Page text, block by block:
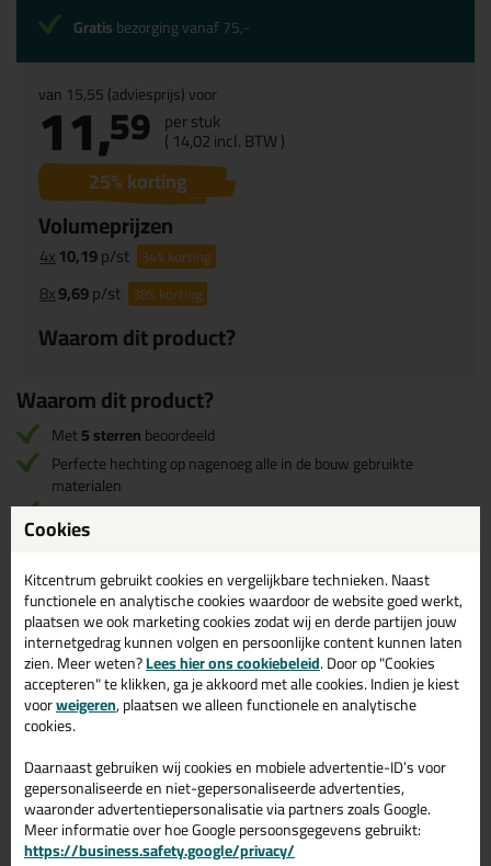
van 15,55(adviesprijs) voor
11,59 per stuk
( 14,02incl. BTW )
25% korting
Volumeprijzen
4x10,19p/st 34%korting
8x9,69p/st 38%korting
Waarom dit product?
Gratisbezorging vanaf 75,-
Waarom dit product?
Met5 sterrenbeoordeeld
Perfecte hechting op nagenoeg alle in de bouw gebruikte
materialen
Sterk thixotroop, kan verticaal worden aangebracht
Gemakkelijk verwerkbaar
Omschrijving Specificaties Reviews (1)
Reviews voor:Mapei Adesilex P9
Tegellijm - 5kg
Dit product wordt beoordeeld met
gebaseerd op1review
Het bevalt prima, fijn spul.
Geschreven door Corry op 26 mei 2024
Cookies
Kitcentrum gebruikt cookies en vergelijkbare technieken. Naast
functionele en analytische cookies waardoor de website goed werkt,
plaatsen we ook marketing cookies zodat wij en derde partijen jouw
internetgedrag kunnen volgen en persoonlijke content kunnen laten
zien. Meer weten?Lees hier ons cookiebeleid. Door op "Cookies
accepteren" te klikken, ga je akkoord met alle cookies. Indien je kiest
voorweigeren, plaatsen we alleen functionele en analytische
cookies.
Daarnaast gebruiken wij cookies en mobiele advertentie-ID’s voor
gepersonaliseerde en niet-gepersonaliseerde advertenties,
waaronder advertentiepersonalisatie via partners zoals Google.
Meer informatie over hoe Google persoonsgegevens gebruikt:
https://business.safety.google/privacy/